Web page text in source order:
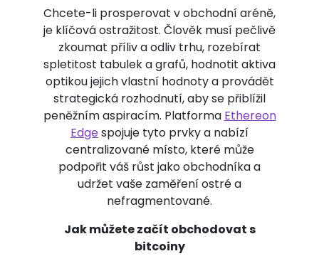
Chcete-li prosperovat v obchodní aréně,
je klíčová ostražitost. Člověk musí pečlivě
zkoumat příliv a odliv trhu, rozebírat
spletitost tabulek a grafů, hodnotit aktiva
optikou jejich vlastní hodnoty a provádět
strategická rozhodnutí, aby se přiblížil
peněžním aspiracím. Platforma Ethereon
Edgespojuje tyto prvky a nabízí
centralizované místo, které může
podpořit váš růst jako obchodníka a
udržet vaše zaměření ostré a
nefragmentované.
Jak můžete začít obchodovat s
bitcoiny